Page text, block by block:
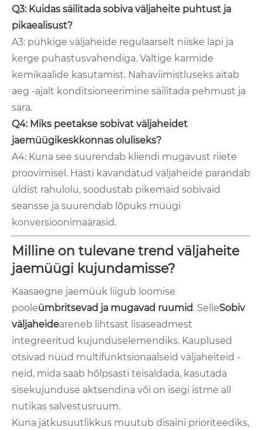
Q3: Kuidas säilitada sobiva väljaheite puhtust ja
pikaealisust?
A3: pühkige väljaheide regulaarselt niiske lapi ja
kerge puhastusvahendiga. Vältige karmide
kemikaalide kasutamist. Nahaviimistluseks aitab
aeg -ajalt konditsioneerimine säilitada pehmust ja
sära.
Q4: Miks peetakse sobivat väljaheidet
jaemüügikeskkonnas oluliseks?
A4: Kuna see suurendab kliendi mugavust riiete
proovimisel. Hästi kavandatud väljaheide parandab
üldist rahulolu, soodustab pikemaid sobivaid
seansse ja suurendab lõpuks müügi
konversioonimäärasid.
Milline on tulevane trend väljaheite
jaemüügi kujundamisse?
Kaasaegne jaemüük liigub loomise
pooleümbritsevad ja mugavad ruumid. SelleSobiv
väljaheideareneb lihtsast lisaseadmest
integreeritud kujunduselemendiks. Kauplused
otsivad nüüd multifunktsionaalseid väljaheiteid -
neid, mida saab hõlpsasti teisaldada, kasutada
sisekujunduse aktsendina või on isegi istme all
nutikas salvestusruum.
Kuna jätkusuutlikkus muutub disaini prioriteediks,